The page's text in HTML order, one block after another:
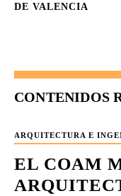
DE VALENCIA
CONTENIDOS
ARQUITECTURA E
EL COAM